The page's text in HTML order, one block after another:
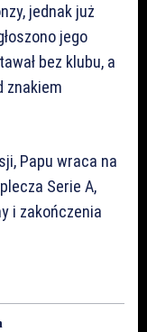
jednak już
jego
bez klubu, a
znakiem
Papu wraca na
Serie A,
i zakończenia